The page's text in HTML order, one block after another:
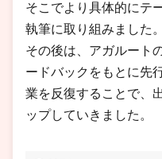
そこでより具体的にテ
執筆に取り組みました。
その後は、アガルート
ードバックをもとに先
業を反復することで、
ップしていきました。